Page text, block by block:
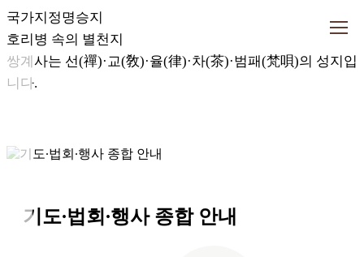
국가지정명승지
호리병 속의 별천지
쌍계사는 선(禪)·교(敎)·율(律)·차(茶)·범패(梵唄)의 성지입
니다.
기도∙법회∙행사 종합 안내